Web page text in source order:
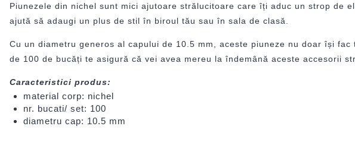
Piunezele din nichel sunt mici ajutoare strălucitoare care îți aduc un strop
ajută să adaugi un plus de stil în biroul tău sau în sala de clasă.
Cu un diametru generos al capului de 10.5 mm, aceste piuneze nu doar își
de 100 de bucăți te asigură că vei avea mereu la îndemână aceste accesorii
Caracteristici produs:
material corp: nichel
nr. bucati/ set: 100
diametru cap: 10.5 mm